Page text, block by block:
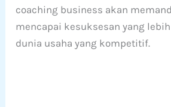
coaching business akan
mencapai kesuksesan yang
dunia usaha yang kompetitif.